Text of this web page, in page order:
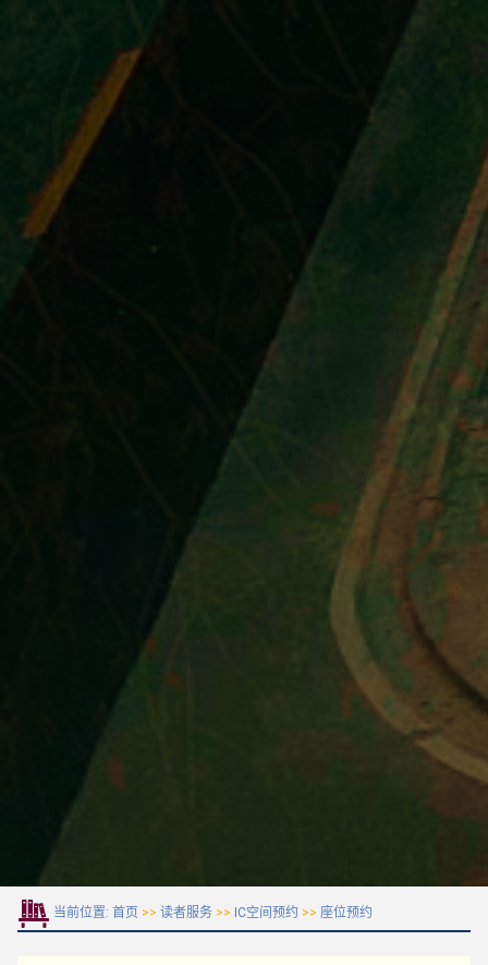
当前位置: 首页 >> 读者服务 >> IC空间预约 >> 座位预约